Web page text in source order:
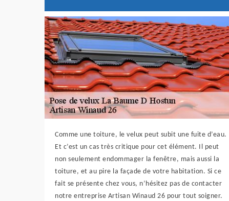
Comme une toiture, le velux peut subit une fuite d’eau.
Et c’est un cas très critique pour cet élément. Il peut
non seulement endommager la fenêtre, mais aussi la
toiture, et au pire la façade de votre habitation. Si ce
fait se présente chez vous, n’hésitez pas de contacter
notre entreprise Artisan Winaud 26 pour tout soigner.